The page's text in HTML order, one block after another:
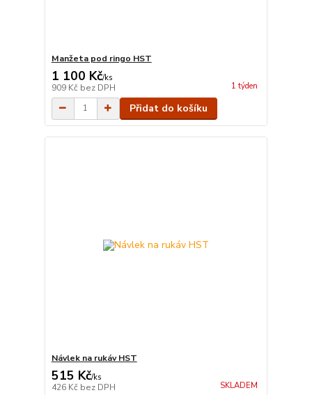
Manžeta pod ringo HST
1 100 Kč/ks
909 Kč bez DPH 1 týden
Přidat do košíku
Návlek na rukáv HST
515 Kč/ks
426 Kč bez DPH SKLADEM